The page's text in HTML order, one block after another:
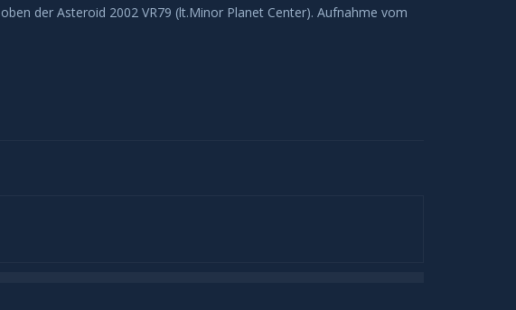
der Asteroid 2002 VR79 (lt.Minor Planet Center). Aufnahme vom